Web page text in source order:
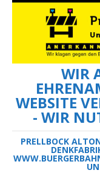
WIR
WEBSITE
- WIR
PRELLBOCK